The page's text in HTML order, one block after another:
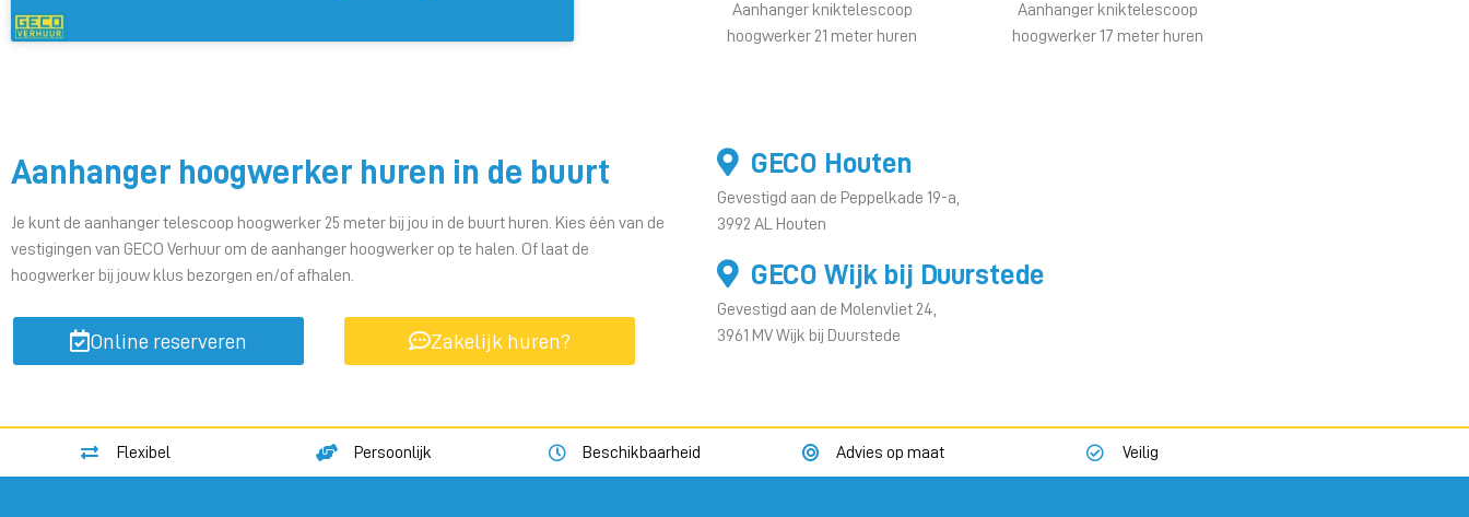
Aanhanger kniktelescoop
hoogwerker 21 meter huren
Aanhanger kniktelescoop
hoogwerker 17 meter huren
Aanhanger hoogwerker huren in de buurt
Je kunt de aanhanger telescoop hoogwerker 25 meter bij jou in de buurt huren. Kies één van de
vestigingen van GECO Verhuur om de aanhanger hoogwerker op te halen. Of laat de
hoogwerker bij jouw klus bezorgen en/of afhalen.
Online reserveren Zakelijk huren?
GECO Houten
Gevestigd aan de Peppelkade 19-a,
3992 AL Houten
GECO Wijk bij Duurstede
Gevestigd aan de Molenvliet 24,
3961 MV Wijk bij Duurstede
Flexibel Persoonlijk Beschikbaarheid Advies op maat Veilig